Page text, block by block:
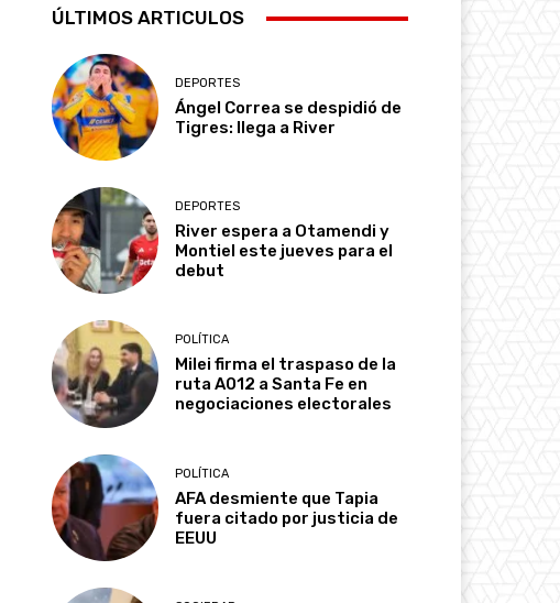
ÚLTIMOS ARTICULOS
DEPORTES
Ángel Correa se despidió de
Tigres: llega a River
DEPORTES
River espera a Otamendi y
Montiel este jueves para el
debut
POLÍTICA
Milei firma el traspaso de la
ruta A012 a Santa Fe en
negociaciones electorales
POLÍTICA
AFA desmiente que Tapia
fuera citado por justicia de
EEUU